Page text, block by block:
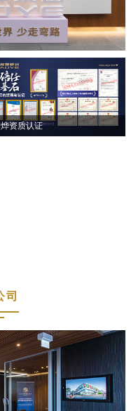
资质认证
司